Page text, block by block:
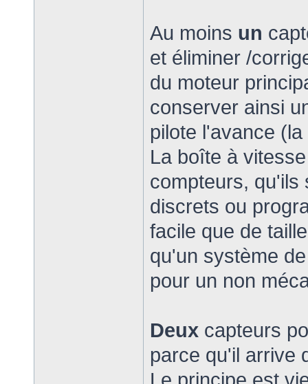
Au moins un
et éliminer /
du moteur
conserver ainsi
pilote l'avance
La boîte à
compteurs, qu'ils
discrets ou
facile que de
qu'un système
pour un non
Deux capteurs
parce qu'il arrive